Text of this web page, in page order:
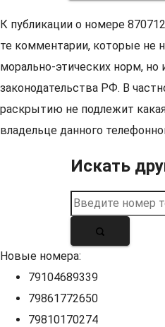
К публикации о номере
те комментарии, которые не
морально-этических норм,
законодательства РФ. В
раскрытию не подлежит
владельце данного
Искать
Новые номера:
79104689339
79861772650
79810170274